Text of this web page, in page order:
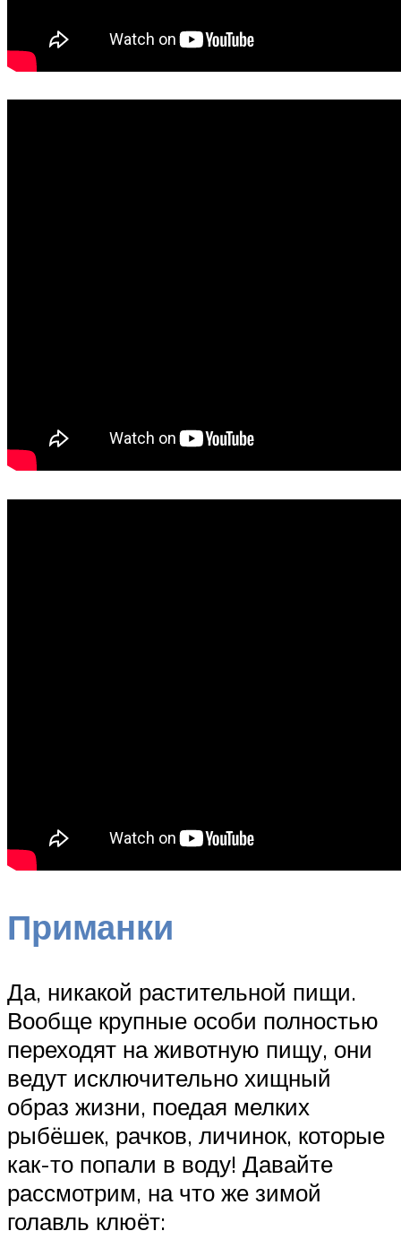
Приманки
Да, никакой растительной пищи.
Вообще крупные особи полностью
переходят на животную пищу, они
ведут исключительно хищный
образ жизни, поедая мелких
рыбёшек, рачков, личинок, которые
как-то попали в воду! Давайте
рассмотрим, на что же зимой
голавль клюёт: